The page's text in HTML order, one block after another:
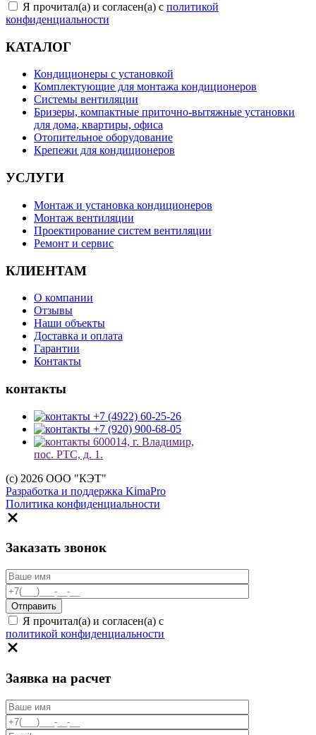
Я прочитал(а) и согласен(а) с политикой
конфиденциальности
КАТАЛОГ
Кондиционеры с установкой
Комплектующие для монтажа кондиционеров
Системы вентиляции
Бризеры, компактные приточно-вытяжные установки
для дома, квартиры, офиса
Отопительное оборудование
Крепежи для кондиционеров
УСЛУГИ
Монтаж и установка кондиционеров
Монтаж вентиляции
Проектирование систем вентиляции
Ремонт и сервис
КЛИЕНТАМ
О компании
Отзывы
Наши объекты
Доставка и оплата
Гарантии
Контакты
контакты
+7 (4922) 60-25-26
+7 (920) 900-68-05
600014, г. Владимир,
пос. РТС, д. 1.
(c) 2026 ООО "КЭТ"
Разработка и поддержка KimaPro
Политика конфиденциальности
Заказать звонок
Я прочитал(а) и согласен(а) с
политикой конфиденциальности
Заявка на расчет